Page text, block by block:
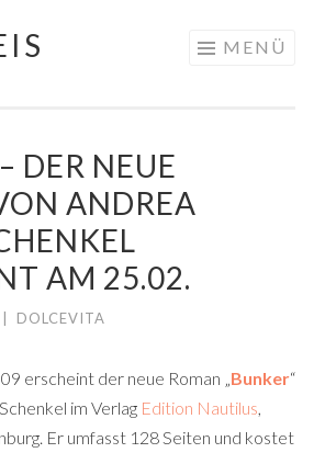
MENÜ
DER NEUE
ANDREA
AM 25.02.
DOLCEVITA
erscheint der neue Roman „Bunker“
im Verlag Edition Nautilus,
Er umfasst 128 Seiten und kostet